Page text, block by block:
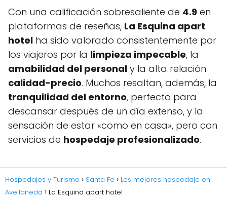
Con una calificación sobresaliente de 4.9 en
plataformas de reseñas, La Esquina apart
hotel ha sido valorado consistentemente por
los viajeros por la limpieza impecable, la
amabilidad del personal y la alta relación
calidad-precio. Muchos resaltan, además, la
tranquilidad del entorno, perfecto para
descansar después de un día extenso, y la
sensación de estar «como en casa», pero con
servicios de hospedaje profesionalizado.
Hospedajes y Turismo Santa Fe
Los mejores hospedaje en
Avellaneda
La Esquina apart hotel